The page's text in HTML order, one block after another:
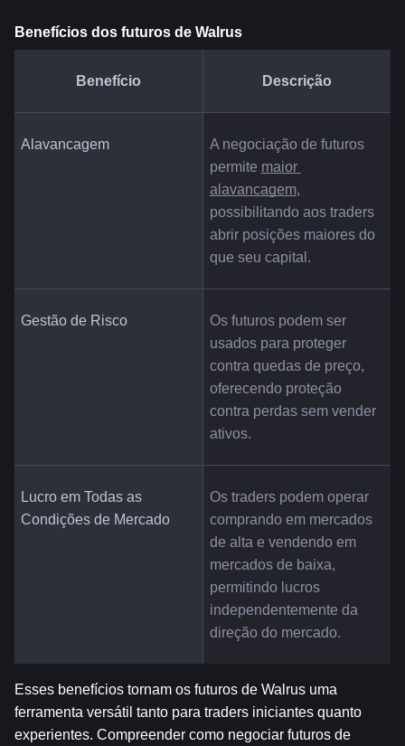
Benefícios dos futuros de Walrus
Benefício Descrição
Alavancagem
A negociação de futuros
permite maior
alavancagem,
possibilitando aos traders
abrir posições maiores do
que seu capital.
Gestão de Risco
Os futuros podem ser
usados para proteger
contra quedas de preço,
oferecendo proteção
contra perdas sem vender
ativos.
Lucro em Todas as
Condições de Mercado
Os traders podem operar
comprando em mercados
de alta e vendendo em
mercados de baixa,
permitindo lucros
independentemente da
direção do mercado.
Esses benefícios tornam os futuros de Walrus uma
ferramenta versátil tanto para traders iniciantes quanto
experientes. Compreender como negociar futuros de